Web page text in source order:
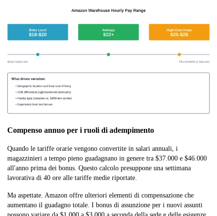
Compenso annuo per i ruoli di adempimento
Quando le tariffe orarie vengono convertite in salari annuali, i
magazzinieri a tempo pieno guadagnano in genere tra $37.000 e $46.000
all'anno prima dei bonus. Questo calcolo presuppone una settimana
lavorativa di 40 ore alle tariffe medie riportate.
Ma aspettate. Amazon offre ulteriori elementi di compensazione che
aumentano il guadagno totale. I bonus di assunzione per i nuovi assunti